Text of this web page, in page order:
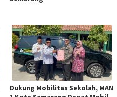
Dukung Mobilitas Sekolah, MAN